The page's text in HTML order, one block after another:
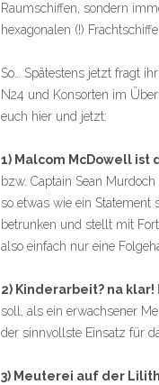
Raumschiffen, sondern
hexagonalen (!)
So… Spätestens jetzt fragt
N24 und Konsorten im
euch hier und jetzt:
1) Malcom McDowell ist
bzw. Captain Sean
so etwas wie ein
betrunken und stellt mit
also einfach nur eine
2) Kinderarbeit? na klar!
soll, als ein erwachsener
der sinnvollste Einsatz für
3) Meuterei auf der